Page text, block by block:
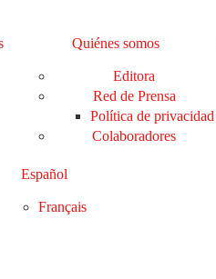
Quiénes somos
Editora
Red de Prensa
Política de privacidad
Colaboradores
Español
Français